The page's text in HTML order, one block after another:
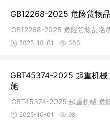
GB12268-2025 危险货物
GB12268-2025 危险货物品名
2025-10-01 303
GBT45374-2025 起重机
施
GBT45374-2025 起重机械 危
2025-10-01 98